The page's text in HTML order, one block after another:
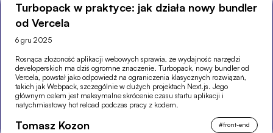
Turbopack w praktyce: jak działa nowy bundler
od Vercela
6 gru 2025
Rosnąca złożoność aplikacji webowych sprawia, że wydajność narzędzi
developerskich ma dziś ogromne znaczenie. Turbopack, nowy bundler od
Vercela, powstał jako odpowiedź na ograniczenia klasycznych rozwiązań,
takich jak Webpack, szczególnie w dużych projektach Next.js. Jego
głównym celem jest maksymalne skrócenie czasu startu aplikacji i
natychmiastowy hot reload podczas pracy z kodem.
Tomasz Kozon #front-end